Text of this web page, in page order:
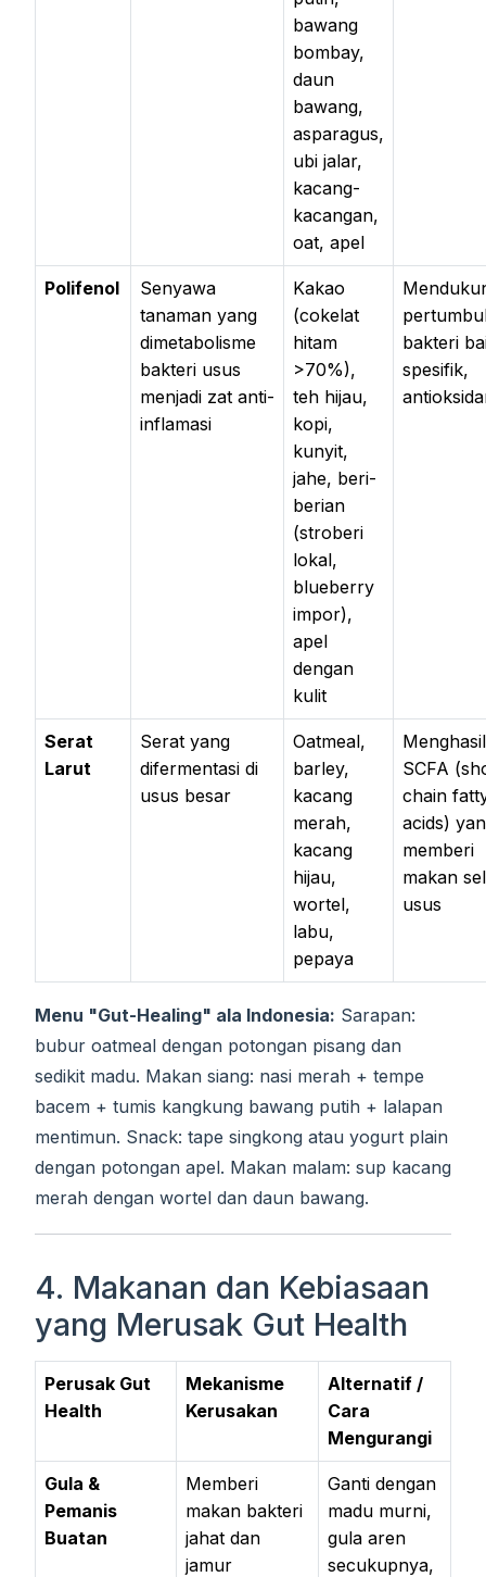
bawang
bombay,
daun
bawang,
asparagus,
ubi jalar,
kacang-
kacangan,
oat, apel
Polifenol
Senyawa
tanaman yang
dimetabolisme
bakteri usus
menjadi zat anti-
inflamasi
Kakao
(cokelat
hitam
>70%),
teh hijau,
kopi,
kunyit,
jahe, beri-
berian
(stroberi
lokal,
blueberry
impor),
apel
dengan
kulit
bakteri
spesifik,
Serat
Larut
Serat yang
difermentasi di
usus besar
Oatmeal,
barley,
kacang
merah,
kacang
hijau,
wortel,
labu,
pepaya
SCFA
chain
acids)
memberi
makan sel
usus
Menu "Gut-Healing" ala Indonesia: Sarapan:
bubur oatmeal dengan potongan pisang dan
sedikit madu. Makan siang: nasi merah + tempe
bacem + tumis kangkung bawang putih + lalapan
mentimun. Snack: tape singkong atau yogurt plain
dengan potongan apel. Makan malam: sup kacang
merah dengan wortel dan daun bawang.
4. Makanan dan Kebiasaan
yang Merusak Gut Health
Perusak Gut
Health
Mekanisme
Kerusakan
Alternatif /
Cara
Mengurangi
Gula &
Pemanis
Buatan
Memberi
makan bakteri
jahat dan
jamur
Ganti dengan
madu murni,
gula aren
secukupnya,